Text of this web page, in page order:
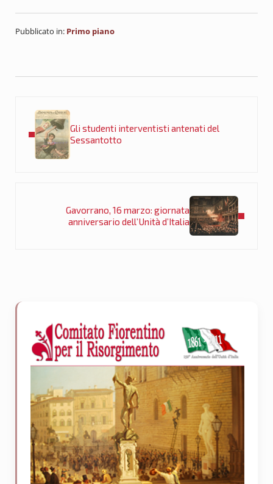
Pubblicato in: Primo piano
Gli studenti interventisti antenati del
Sessantotto
Gavorrano, 16 marzo: giornata
anniversario dell’Unità d’Italia
Sidebar